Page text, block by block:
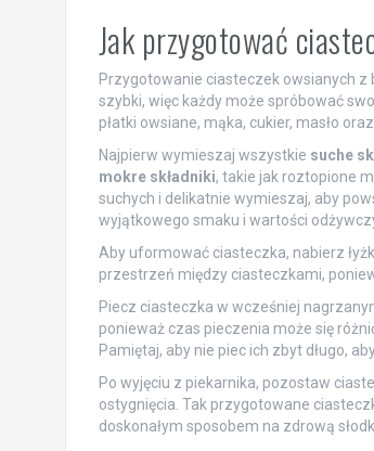
Jak przygotować
Przygotowanie ciasteczek owsianych z
szybki, więc każdy może spróbować
płatki owsiane, mąka, cukier, masło
Najpierw wymieszaj wszystkie suche
mokre składniki, takie jak roztopione
suchych i delikatnie wymieszaj, aby
wyjątkowego smaku i wartości
Aby uformować ciasteczka, nabierz
przestrzeń między ciasteczkami,
Piecz ciasteczka w wcześniej
ponieważ czas pieczenia może się
Pamiętaj, aby nie piec ich zbyt długo,
Po wyjęciu z piekarnika, pozostaw
ostygnięcia. Tak przygotowane
doskonałym sposobem na zdrową